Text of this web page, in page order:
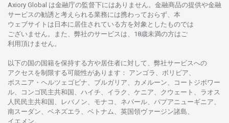
Axiory Global は金融庁の監督下にはありません。 金融商品の提供や金融
サービスの勧誘と 考えられる業務には携わっておらず、 本
ウェブサイトは 日本に居住さ れている方を対象としたものでは
ございません。
また、 弊社のサービスは、18歳未満の方はご
利用頂けません。
以下の国の国籍を保持する方や居住者に対して、 弊社サービスへの
アクセスを制限する可能性があります ： アンゴラ、ボリビア、
ボスニア ・ ヘルツェゴビナ、ブルガリア、カメルーン、コートジボワー
ル、
コンゴ民主共和国、ハイチ、イラク、ケニア、クウェート、 ラオス
人民民主共和国、レバノン、モナコ、ネパール、パプアニューギニア、
南スーダン、ベネズエラ、ベトナム、 英国領ヴァージン諸島、
イエメン。